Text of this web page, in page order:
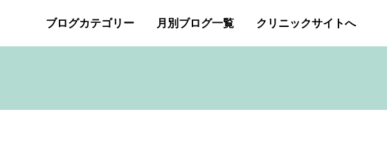
ブログカテゴリー
ニキビ痕の凹み（ニキビ痕のクレーター）オリジナルピーリング
月別ブログ一覧 クリニックサイトへ